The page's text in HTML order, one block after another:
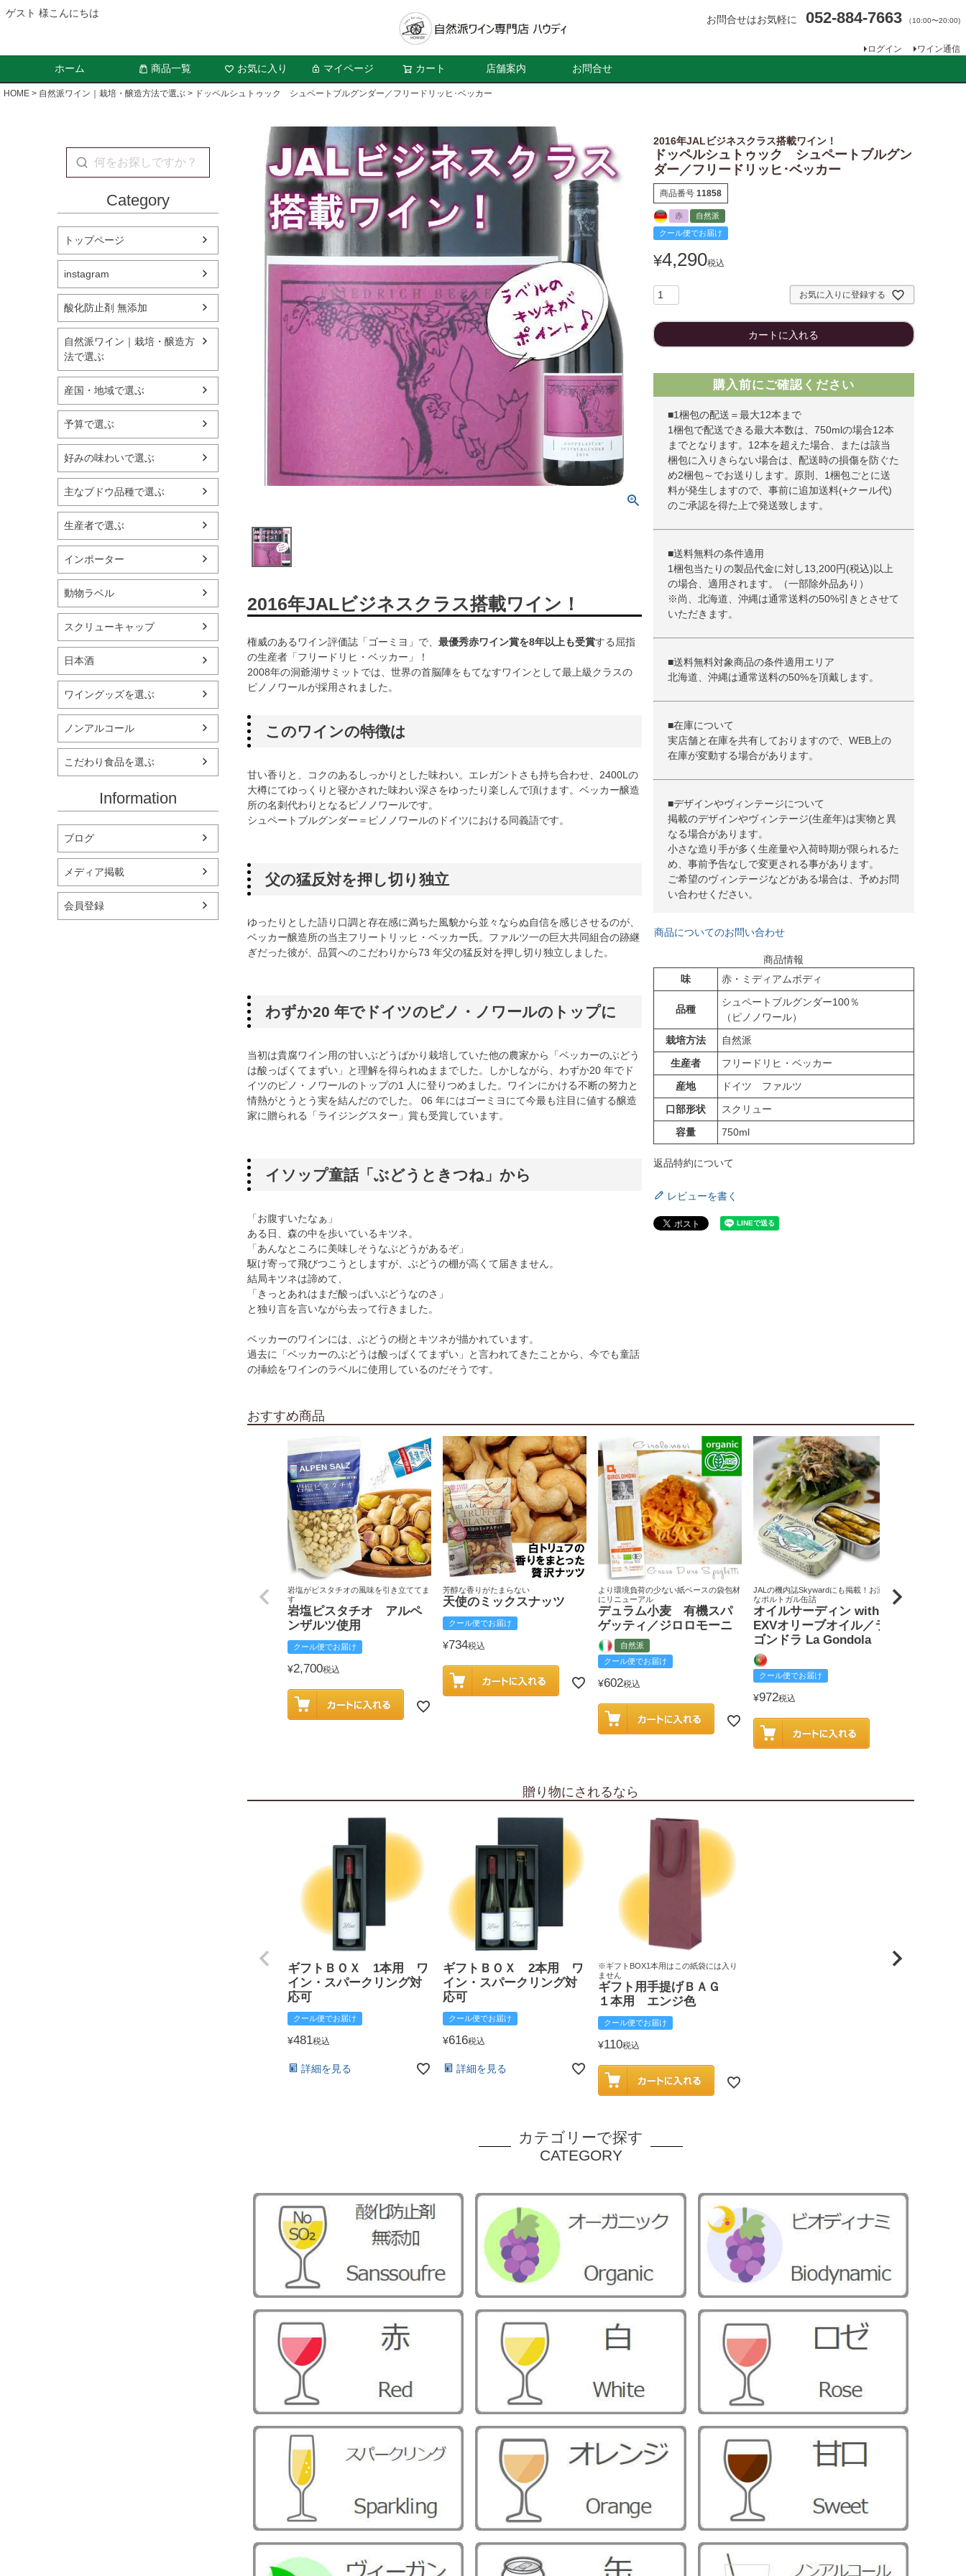
ゲスト 様こんにちは
お問合せはお気軽に 052-884-7663 （10:00〜20:00)
ログイン ワイン通信
ホーム 商品一覧 お気に入り マイページ カート 店舗案内 お問合せ
HOME 自然派ワイン｜栽培・醸造方法で選ぶ ドッペルシュトゥック シュペートブルグンダー／フリードリッヒ･ベッカー
Category
トップページ
instagram
酸化防止剤 無添加
自然派ワイン｜栽培・醸造方
法で選ぶ
産国・地域で選ぶ
予算で選ぶ
好みの味わいで選ぶ
主なブドウ品種で選ぶ
生産者で選ぶ
インポーター
動物ラベル
スクリューキャップ
日本酒
ワイングッズを選ぶ
ノンアルコール
こだわり食品を選ぶ
Information
ブログ
メディア掲載
会員登録
2016年JALビジネスクラス搭載ワイン！
権威のあるワイン評価誌「ゴーミヨ」で、 最優秀赤ワイン賞を8年以上も受賞する屈指
の生産者「フリードリヒ・ベッカー」！
2008年の洞爺湖サミットでは、世界の首脳陣をもてなすワインとして最上級クラスの
ピノノワールが採用されました。
このワインの特徴は
甘い香りと、コクのあるしっかりとした味わい。エレガントさも持ち合わせ、2400Lの
大樽にてゆっくりと寝かされた味わい深さをゆったり楽しんで頂けます。ベッカー醸造
所の名刺代わりとなるピノノワールです。
シュペートブルグンダー＝ピノノワールのドイツにおける同義語です。
父の猛反対を押し切り独立
ゆったりとした語り口調と存在感に満ちた風貌から並々ならぬ自信を感じさせるのが、
ベッカー醸造所の当主フリートリッヒ・ベッカー氏。ファルツ一の巨大共同組合の跡継
ぎだった彼が、品質へのこだわりから73 年父の猛反対を押し切り独立しました。
わずか20 年でドイツのピノ・ノワールのトップに
当初は貴腐ワイン用の甘いぶどうばかり栽培していた他の農家から「ベッカーのぶどう
は酸っぱくてまずい」と理解を得られぬままでした。しかしながら、わずか20 年でド
イツのピノ・ノワールのトップの1 人に登りつめました。ワインにかける不断の努力と
情熱がとうとう実を結んだのでした。 06 年にはゴーミヨにて今最も注目に値する醸造
家に贈られる「ライジングスター」賞も受賞しています。
イソップ童話「ぶどうときつね」から
「お腹すいたなぁ」
ある日、森の中を歩いているキツネ。
「あんなところに美味しそうなぶどうがあるぞ」
駆け寄って飛びつこうとしますが、ぶどうの棚が高くて届きません。
結局キツネは諦めて、
「きっとあれはまだ酸っぱいぶどうなのさ」
と独り言を言いながら去って行きました。
ベッカーのワインには、ぶどうの樹とキツネが描かれています。
過去に「ベッカーのぶどうは酸っぱくてまずい」と言われてきたことから、今でも童話
の挿絵をワインのラベルに使用しているのだそうです。
2016年JALビジネスクラス搭載ワイン！
ドッペルシュトゥック シュペートブルグン
ダー／フリードリッヒ･ベッカー
商品番号 11858
赤
自然派
クール便でお届け
¥4,290税込
お気に入りに登録する
カートに入れる
購入前にご確認ください
■1梱包の配送＝最大12本まで
1梱包で配送できる最大本数は、750mlの場合12本
までとなります。12本を超えた場合、または該当
梱包に入りきらない場合は、配送時の損傷を防ぐた
め2梱包～でお送りします。原則、1梱包ごとに送
料が発生しますので、事前に追加送料(+クール代)
のご承認を得た上で発送致します。
■送料無料の条件適用
1梱包当たりの製品代金に対し13,200円(税込)以上
の場合、適用されます。（一部除外品あり）
※尚、北海道、沖縄は通常送料の50%引きとさせて
いただきます。
■送料無料対象商品の条件適用エリア
北海道、沖縄は通常送料の50%を頂戴します。
■在庫について
実店舗と在庫を共有しておりますので、WEB上の
在庫が変動する場合があります。
■デザインやヴィンテージについて
掲載のデザインやヴィンテージ(生産年)は実物と異
なる場合があります。
小さな造り手が多く生産量や入荷時期が限られるた
め、事前予告なしで変更される事があります。
ご希望のヴィンテージなどがある場合は、予めお問
い合わせください。
商品についてのお問い合わせ
商品情報
味
赤・ミディアムボディ
品種
シュペートブルグンダー100％
（ピノノワール）
栽培方法
自然派
生産者
フリードリヒ・ベッカー
産地
ドイツ ファルツ
口部形状
スクリュー
容量
750ml
返品特約について
レビューを書く
おすすめ商品
岩塩がピスタチオの風味を引き立ててま
す
岩塩ピスタチオ アルペ
ンザルツ使用
クール便でお届け
¥2,700税込
芳醇な香りがたまらない
天使のミックスナッツ
クール便でお届け
¥734税込
より環境負荷の少ない紙ベースの袋包材
にリニューアル
デュラム小麦 有機スパ
ゲッティ／ジロロモーニ
自然派
クール便でお届け
¥602税込
JALの機内誌Skywardにも掲載！お洒落
なポルトガル缶詰
オイルサーディン with
EXVオリーブオイル／ラ
ゴンドラ La Gondola
クール便でお届け
¥972税込
贈り物にされるなら
ギフトＢＯＸ 1本用 ワ
イン・スパークリング対
応可
クール便でお届け
¥481税込
詳細を見る
ギフトＢＯＸ 2本用 ワ
イン・スパークリング対
応可
クール便でお届け
¥616税込
詳細を見る
※ギフトBOX1本用はこの紙袋には入り
ません
ギフト用手提げＢＡＧ
１本用 エンジ色
クール便でお届け
¥110税込
カテゴリーで探す
CATEGORY